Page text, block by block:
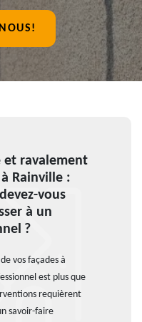
et ravalement
Rainville :
vous
à un
?
vos façades à
est plus que
requièrent
savoir-faire